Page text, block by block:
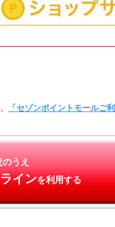
、 「セゾンポイントモールご
うえ
インを利用する